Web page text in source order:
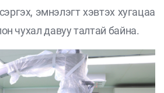
эмнэлэгт хэвтэх хугацаа
чухал давуу талтай байна.